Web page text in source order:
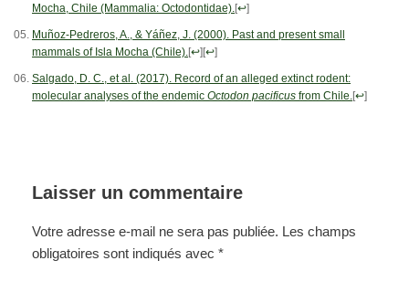
Mocha, Chile (Mammalia: Octodontidae). [↩]
Muñoz-Pedreros, A., & Yáñez, J. (2000). Past and present small
mammals of Isla Mocha (Chile). [↩][↩]
Salgado, D. C., et al. (2017). Record of an alleged extinct rodent:
molecular analyses of the endemic Octodon pacificus from Chile. [↩]
Laisser un commentaire
Votre adresse e-mail ne sera pas publiée. Les champs
obligatoires sont indiqués avec *